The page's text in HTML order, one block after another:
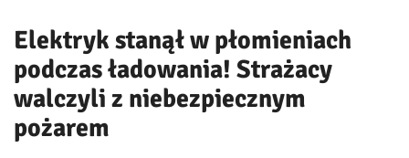
Elektryk stanął w płomieniach
podczas ładowania! Strażacy
walczyli z niebezpiecznym
pożarem